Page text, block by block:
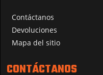
Contáctanos
Devoluciones
Mapa del sitio
CONTÁCTANOS